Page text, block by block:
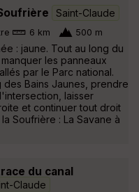
Saint-Claude
6 km 500 m
: jaune. Tout au long du
les panneaux
par le Parc national.
des Bains Jaunes, prendre
laisser
et continuer tout droit
Soufrière : La Savane à
du canal
Claude